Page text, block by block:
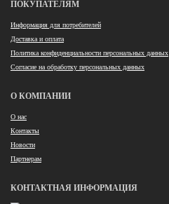
ПОКУПАТЕЛЯМ
Информация для потребителей
Доставка и оплата
Политика конфиденциальности персональных данных
Согласие на обработку персональных данных
О КОМПАНИИ
О нас
Контакты
Новости
Партнерам
КОНТАКТНАЯ ИНФОРМАЦИЯ